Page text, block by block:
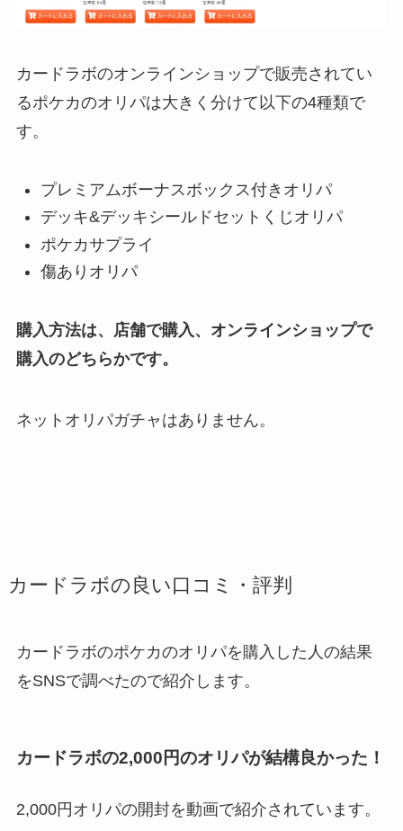
カードラボのオンラインショップで販売されてい
るポケカのオリパは大きく分けて以下の4種類で
す。
プレミアムボーナスボックス付きオリパ
デッキ&デッキシールドセットくじオリパ
ポケカサプライ
傷ありオリパ
購入方法は、店舗で購入、オンラインショップで
購入のどちらかです。
ネットオリパガチャはありません。
カードラボの良い口コミ・評判
カードラボのポケカのオリパを購入した人の結果
をSNSで調べたので紹介します。
カードラボの2,000円のオリパが結構良かった！
2,000円オリパの開封を動画で紹介されています。